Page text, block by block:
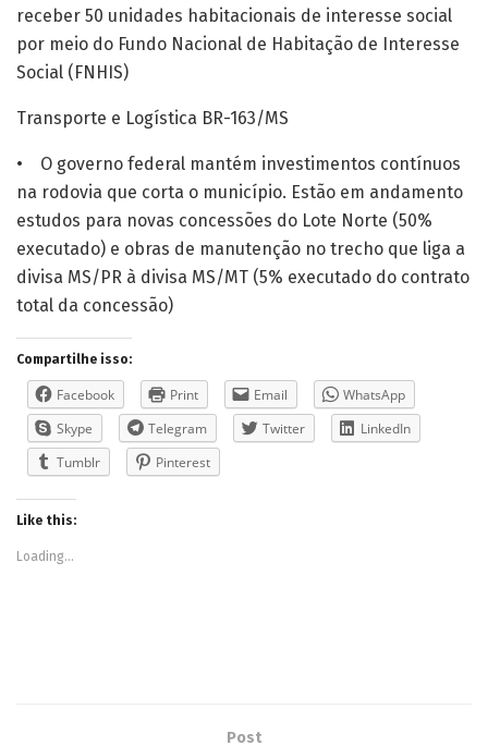
receber 50 unidades habitacionais de interesse social
por meio do Fundo Nacional de Habitação de Interesse
Social (FNHIS)
Transporte e Logística BR-163/MS
• O governo federal mantém investimentos contínuos
na rodovia que corta o município. Estão em andamento
estudos para novas concessões do Lote Norte (50%
executado) e obras de manutenção no trecho que liga a
divisa MS/PR à divisa MS/MT (5% executado do contrato
total da concessão)
Compartilhe isso:
Facebook Print Email
WhatsApp
Skype
Telegram Twitter
LinkedIn
Tumblr
Pinterest
Like this:
Loading...
Post